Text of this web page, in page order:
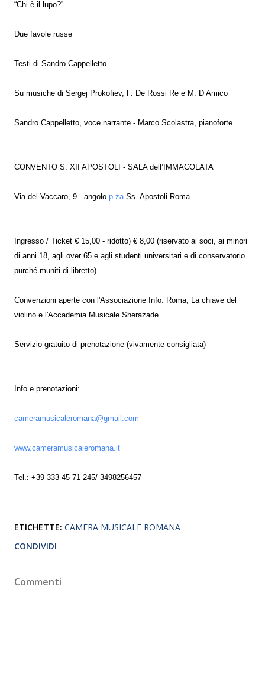
“Chi è il lupo?”
Due favole russe
Testi di Sandro Cappelletto
Su musiche di Sergej Prokofiev, F. De Rossi Re e M. D’Amico
Sandro Cappelletto, voce narrante - Marco Scolastra, pianoforte
CONVENTO S. XII APOSTOLI - SALA dell’IMMACOLATA
Via del Vaccaro, 9 - angolo p.zaSs. Apostoli Roma
Ingresso / Ticket € 15,00 - ridotto) € 8,00 (riservato ai soci, ai minori
di anni 18, agli over 65 e agli studenti universitari e di conservatorio
purché muniti di libretto)
Convenzioni aperte con l'Associazione Info. Roma, La chiave del
violino e l'Accademia Musicale Sherazade
Servizio gratuito di prenotazione (vivamente consigliata)
Info e prenotazioni:
cameramusicaleromana@gmail.com
www.cameramusicaleromana.it
Tel.: +39 333 45 71 245/ 3498256457
ETICHETTE: CAMERA MUSICALE ROMANA
CONDIVIDI
Commenti